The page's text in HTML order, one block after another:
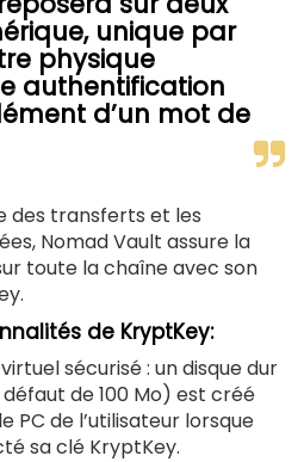
unique par
physique
authentification
d’un mot de
des transferts et les
Nomad Vault assure la
toute la chaîne avec son
de KryptKey:
sécurisé : un disque dur
de 100 Mo) est créé
PC de l’utilisateur lorsque
sa clé KryptKey.